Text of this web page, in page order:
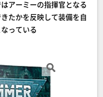
アーミーの指揮官となる
たかを反映して装備を自
っている